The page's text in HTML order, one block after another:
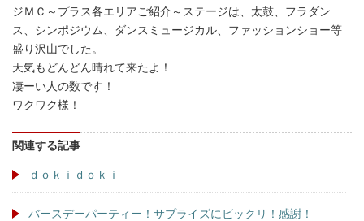
ジＭＣ～プラス各エリアご紹介～ステージは、太鼓、フラダン
ス、シンポジウム、ダンスミュージカル、ファッションショー等
盛り沢山でした。
天気もどんどん晴れて来たよ！
凄ーい人の数です！
ワクワク様！
関連する記事
ｄｏｋｉｄｏｋｉ
バースデーパーティー！サプライズにビックリ！感謝！